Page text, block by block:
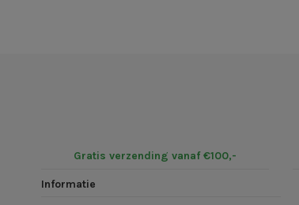
Gratis verzending vanaf €100,-
Informatie